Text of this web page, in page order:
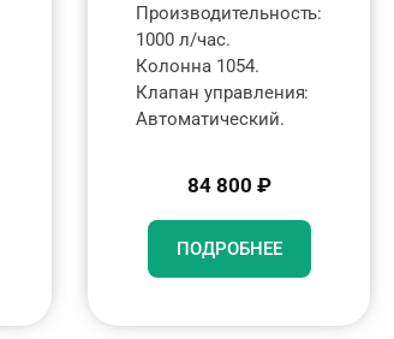
Производительность:
1000 л/час.
Колонна 1054.
Клапан управления:
Автоматический.
84 800 ₽
ПОДРОБНЕЕ